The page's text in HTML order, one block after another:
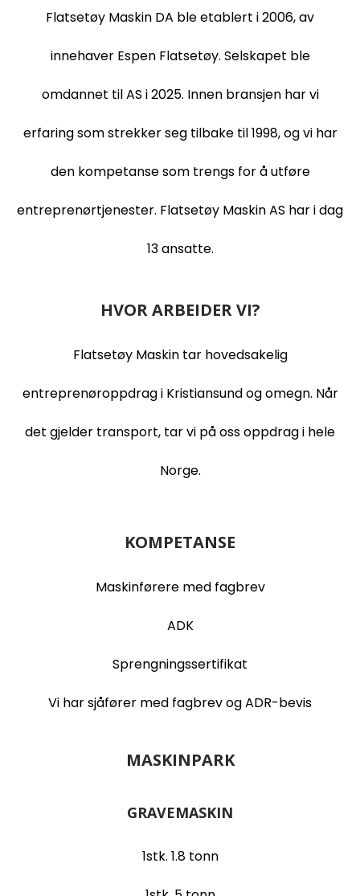
Flatsetøy Maskin DA ble etablert i 2006, av
innehaver Espen Flatsetøy. Selskapet ble
omdannet til AS i 2025. Innen bransjen har vi
erfaring som strekker seg tilbake til 1998, og vi har
den kompetanse som trengs for å utføre
entreprenørtjenester. Flatsetøy Maskin AS har i dag
13 ansatte.
HVOR ARBEIDER VI?
Flatsetøy Maskin tar hovedsakelig
entreprenøroppdrag i Kristiansund og omegn. Når
det gjelder transport, tar vi på oss oppdrag i hele
Norge.
KOMPETANSE
Maskinførere med fagbrev
ADK
Sprengningssertifikat
Vi har sjåfører med fagbrev og ADR-bevis
MASKINPARK
GRAVEMASKIN
1stk. 1.8 tonn